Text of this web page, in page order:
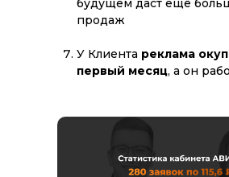
ОБСУДИТЬ ПРОЕКТ
продаж
У Клиента реклама
первый месяц, а он
Политика конфиденциальности
Согласие на обработку персональных
Все права защищены © 2025
schmidt_16121996@mail.ru